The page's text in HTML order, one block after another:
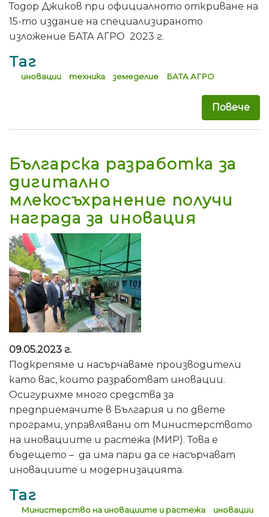
Тодор Джиков при официалното откриване на
15-то издание на специализираното
изложение БАТА АГРО 2023 г.
Таг
иновации техника земеделие БАТА АГРО
Повече
Българска разработка за
дигитално
млекосъхранение получи
награда за иновация
09.05.2023 г.
Подкрепяме и насърчаваме производители
като вас, които разработват иновации.
Осигурихме много средства за
предприемачите в България и по двете
програми, управлявани от Министерството
на иновациите и растежа (МИР). Това е
бъдещето – да има пари да се насърчават
иновациите и модернизацията.
Таг
Министерство на иновациите и растежа
иновации